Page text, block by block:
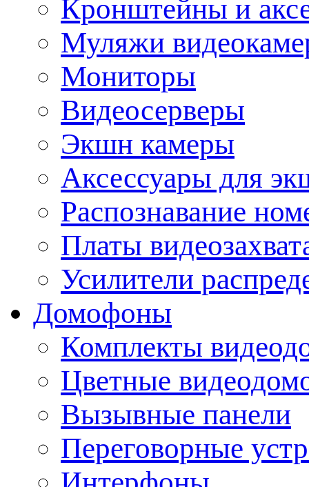
Кронштейны и
Муляжи
Мониторы
Видеосерверы
Экшн камеры
Аксессуары для
Распознавание
Платы
Усилители
Домофоны
Комплекты
Цветные
Вызывные панели
Переговорные